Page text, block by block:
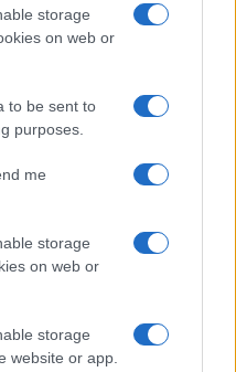
storage
on web or
to be sent to
purposes.
me
storage
on web or
storage
website or app.
h